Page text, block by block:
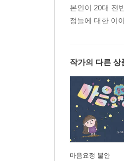
본인이 20대 전
정들에 대한 이
작가의 다른 상
마음요정 불안